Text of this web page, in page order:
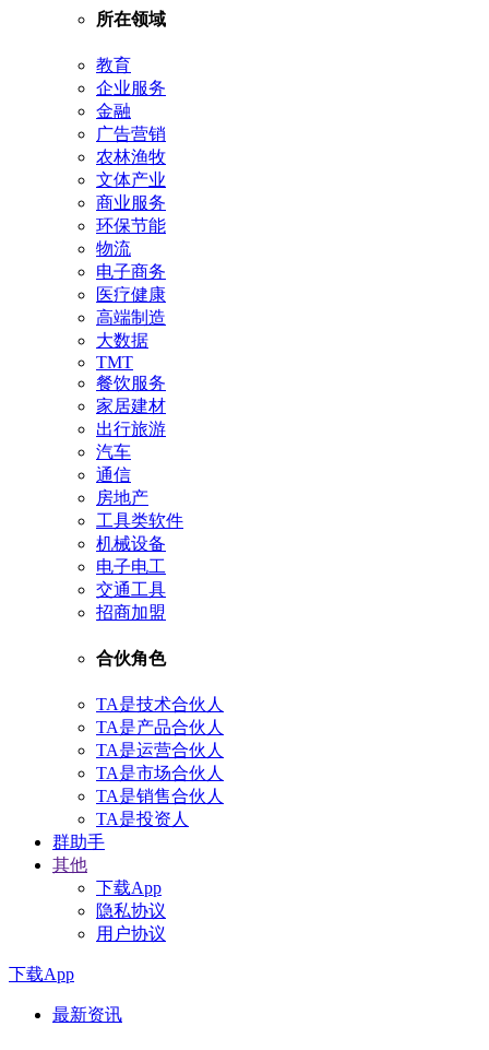
所在领域
教育
企业服务
金融
广告营销
农林渔牧
文体产业
商业服务
环保节能
物流
电子商务
医疗健康
高端制造
大数据
TMT
餐饮服务
家居建材
出行旅游
汽车
通信
房地产
工具类软件
机械设备
电子电工
交通工具
招商加盟
合伙角色
TA是技术合伙人
TA是产品合伙人
TA是运营合伙人
TA是市场合伙人
TA是销售合伙人
TA是投资人
群助手
其他
下载App
隐私协议
用户协议
下载App
最新资讯